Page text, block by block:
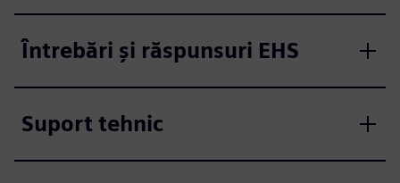
Întrebări și răspunsuri EHS
Suport tehnic